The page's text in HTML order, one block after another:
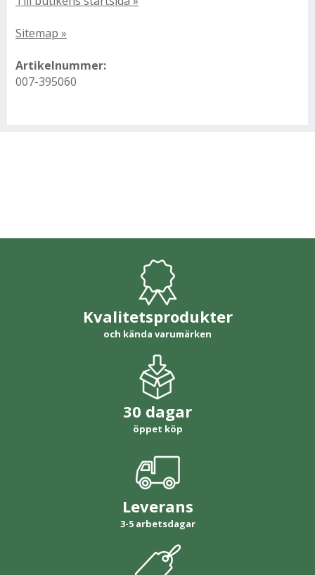
Sitemap »
Artikelnummer:
007-395060
Kvalitetsprodukter
och kända varumärken
30 dagar
öppet köp
Leverans
3-5 arbetsdagar